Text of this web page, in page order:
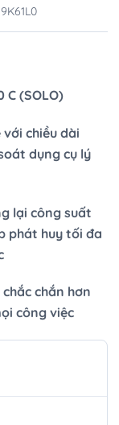
C (SOLO)
chiều dài
dụng cụ lý
lại công suất
phát huy tối đa
chắn hơn
công việc